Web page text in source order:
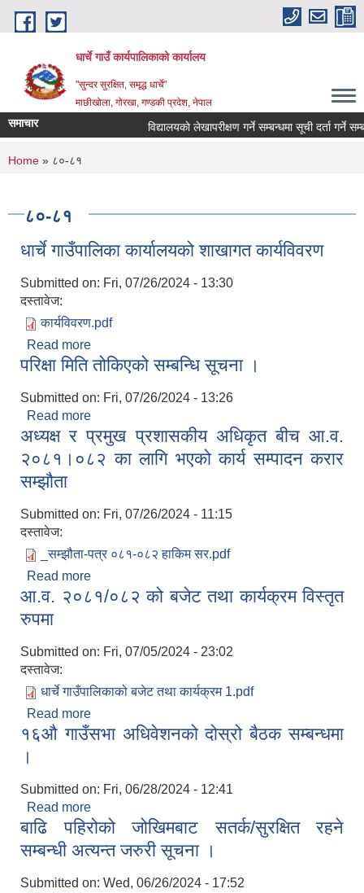
Skip to main content
धार्चे गाउँ कार्यपालिकाको कार्यालय
"सुन्दर सुरक्षित, समृद्ध धार्चे"
माछीखोला, गोरखा, गण्डकी प्रदेश, नेपाल
समाचार विद्यालयकाे लेखापरीक्षण गर्ने सम्बन्धमा सूची दर्ता गर्ने
You are here
Home » ८०-८१
८०-८१
धार्चे गाउँपालिका कार्यालयको शाखागत कार्यविवरण
Submitted on: Fri, 07/26/2024 - 13:30
दस्तावेज:
कार्यविवरण.pdf
Read more
परिक्षा मिति तोकिएको सम्बन्धि सूचना ।
Submitted on: Fri, 07/26/2024 - 13:26
Read more
अध्यक्ष र प्रमुख प्रशासकीय अधिकृत बीच आ.व.
२०८१।०८२ का लागि भएको कार्य सम्पादन करार
सम्झौता
Submitted on: Fri, 07/26/2024 - 11:15
दस्तावेज:
_सम्झौता-पत्र ०८१-०८२ हाकिम सर.pdf
Read more
२०८१।०८२ का लागि भएको कार्य सम्पादन करार सम्झौता
आ.व. २०८१/०८२ को बजेट तथा कार्यक्रम विस्तृत
रुपमा
Submitted on: Fri, 07/05/2024 - 23:02
दस्तावेज:
धार्चे गाउँपालिकाको बजेट तथा कार्यक्रम 1.pdf
Read more
रुपमा
१६औ गाउँसभा अधिवेशनको दोस्रो बैठक सम्बन्धमा
।
Submitted on: Fri, 06/28/2024 - 12:41
Read more
बाढि पहिरोको जोखिमबाट सतर्क/सुरक्षित रहने
सम्बन्धी अत्यन्त जरुरी सूचना ।
Submitted on: Wed, 06/26/2024 - 17:52